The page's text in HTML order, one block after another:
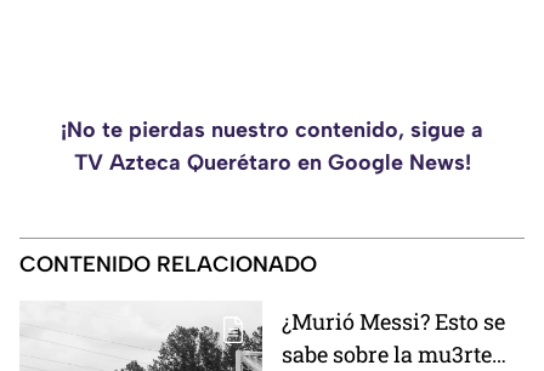
¡No te pierdas nuestro contenido, sigue a
TV Azteca Querétaro en Google News!
CONTENIDO RELACIONADO
¿Murió Messi? Esto se
sabe sobre la mu3rte